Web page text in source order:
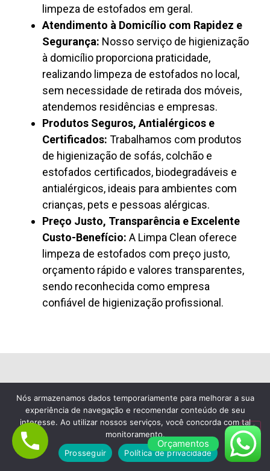
limpeza de estofados em geral.
Atendimento à Domicílio com Rapidez e
Segurança: Nosso serviço de higienização
à domicílio proporciona praticidade,
realizando limpeza de estofados no local,
sem necessidade de retirada dos móveis,
atendemos residências e empresas.
Produtos Seguros, Antialérgicos e
Certificados: Trabalhamos com produtos
de higienização de sofás, colchão e
estofados certificados, biodegradáveis e
antialérgicos, ideais para ambientes com
crianças, pets e pessoas alérgicas.
Preço Justo, Transparência e Excelente
Custo-Benefício: A Limpa Clean oferece
limpeza de estofados com preço justo,
orçamento rápido e valores transparentes,
sendo reconhecida como empresa
confiável de higienização profissional.
Lavagem de Colchão à Seco em Vila
Leopoldina
Empresa de Limpeza de Sofá
em Vila Leopoldina, Escolha a
Orçamentos
Nós armazenamos dados temporariamente para melhorar a sua
experiência de navegação e recomendar conteúdo de seu
interesse. Ao utilizar nossos serviços, você concorda com tal
monitoramento.
Prosseguir
Política de privacidade